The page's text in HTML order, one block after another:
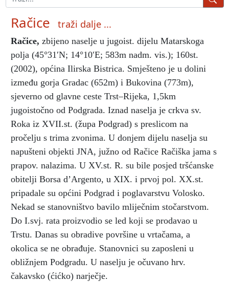
Račice traži dalje ...
Račice, zbijeno naselje u jugoist. dijelu Matarskoga
polja (45°31′N; 14°10′E; 583m nadm. vis.); 160st.
(2002), općina Ilirska Bistrica. Smješteno je u dolini
između gorja Gradac (652m) i Bukovina (773m),
sjeverno od glavne ceste Trst–Rijeka, 1,5km
jugoistočno od Podgrada. Iznad naselja je crkva sv.
Roka iz XVII.st. (župa Podgrad) s preslicom na
pročelju s trima zvonima. U donjem dijelu naselja su
napušteni objekti JNA, južno od Račice Račiška jama s
prapov. nalazima. U XV.st. R. su bile posjed tršćanske
obitelji Borsa d’Argento, u XIX. i prvoj pol. XX.st.
pripadale su općini Podgrad i poglavarstvu Volosko.
Nekad se stanovništvo bavilo mliječnim stočarstvom.
Do I.svj. rata proizvodio se led koji se prodavao u
Trstu. Danas su obradive površine u vrtačama, a
okolica se ne obrađuje. Stanovnici su zaposleni u
obližnjem Podgradu. U naselju je očuvano hrv.
čakavsko (ćićko) narječje.